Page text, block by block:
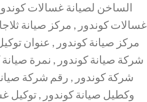
الساخن لصيانة غسالات
غسالات كوندور , مركز صيانة
مركز صيانة كوندور , عنوان
شركة صيانة كوندور , نمرة
شركة كوندور , رقم شركة
وكطيل صيانة كوندور , توكيل